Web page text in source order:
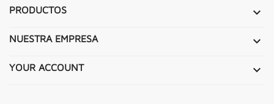
PRODUCTOS 
NUESTRA EMPRESA 
YOUR ACCOUNT 